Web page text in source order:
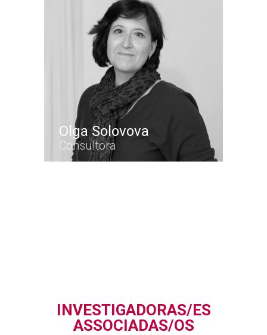
Olga Solovova
Consultora
INVESTIGADORAS/ES
ASSOCIADAS/OS